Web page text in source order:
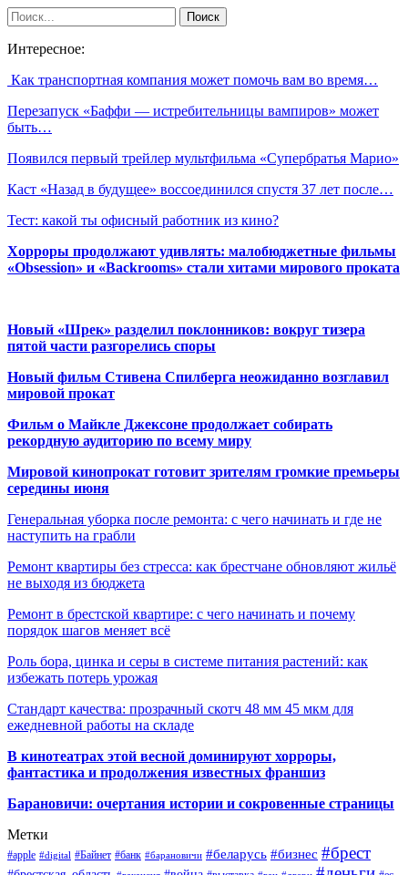
Интересное:
Как транспортная компания может помочь вам во время…
Перезапуск «Баффи ― истребительницы вампиров» может
быть…
Появился первый трейлер мультфильма «Супербратья Марио»
Каст «Назад в будущее» воссоединился спустя 37 лет после…
Тест: какой ты офисный работник из кино?
Хорроры продолжают удивлять: малобюджетные фильмы
«Obsession» и «Backrooms» стали хитами мирового проката
Новый «Шрек» разделил поклонников: вокруг тизера
пятой части разгорелись споры
Новый фильм Стивена Спилберга неожиданно возглавил
мировой прокат
Фильм о Майкле Джексоне продолжает собирать
рекордную аудиторию по всему миру
Мировой кинопрокат готовит зрителям громкие премьеры
середины июня
Генеральная уборка после ремонта: с чего начинать и где не
наступить на грабли
Ремонт квартиры без стресса: как брестчане обновляют жильё
не выходя из бюджета
Ремонт в брестской квартире: с чего начинать и почему
порядок шагов меняет всё
Роль бора, цинка и серы в системе питания растений: как
избежать потерь урожая
Стандарт качества: прозрачный скотч 48 мм 45 мкм для
ежедневной работы на складе
В кинотеатрах этой весной доминируют хорроры,
фантастика и продолжения известных франшиз
Барановичи: очертания истории и сокровенные страницы
Метки
#apple #digital #Байнет #банк #барановичи #беларусь #бизнес #брест